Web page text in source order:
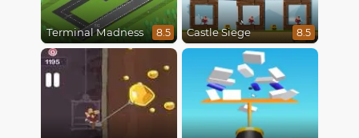
Terminal Madness 8.5 Castle Siege 8.5